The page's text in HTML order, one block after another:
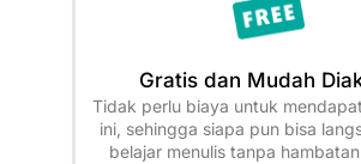
Gratis dan Mudah
Tidak perlu biaya untuk
ini, sehingga siapa pun bisa
belajar menulis tanpa